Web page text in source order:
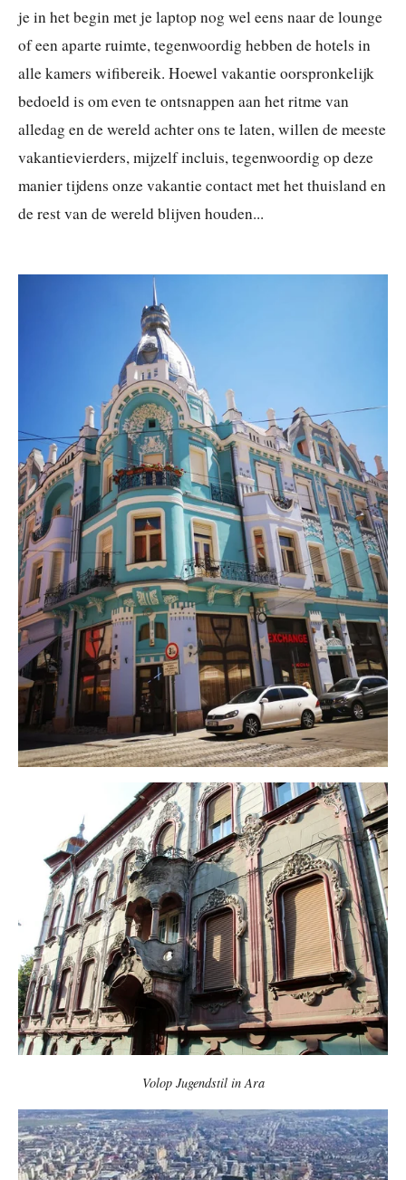
je in het begin met je laptop nog wel eens naar de lounge
of een aparte ruimte, tegenwoordig hebben de hotels in
alle kamers wifibereik. Hoewel vakantie oorspronkelijk
bedoeld is om even te ontsnappen aan het ritme van
alledag en de wereld achter ons te laten, willen de meeste
vakantievierders, mijzelf incluis, tegenwoordig op deze
manier tijdens onze vakantie contact met het thuisland en
de rest van de wereld blijven houden...
Volop Jugendstil in Ara